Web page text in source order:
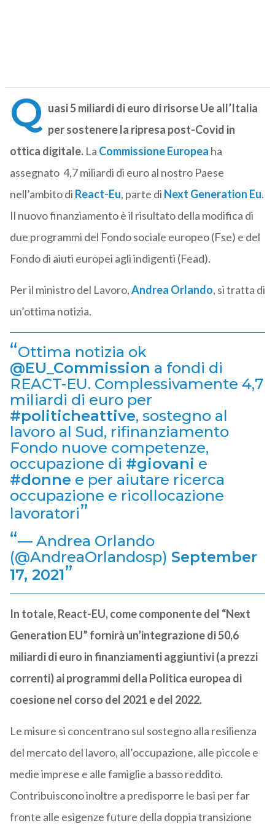
Q uasi 5 miliardi di euro di risorse Ue all’Italia
per sostenere la ripresa post-Covid in
ottica digitale.La Commissione Europea ha
assegnato 4,7 miliardi di euro al nostro Paese
nell’ambito di React-Eu, parte di Next Generation Eu.
Il nuovo finanziamento è il risultato della modifica di
due programmi del Fondo sociale europeo (Fse) e del
Fondo di aiuti europei agli indigenti (Fead).
Per il ministro del Lavoro,Andrea Orlando, si tratta di
un’ottima notizia.
Ottima notizia ok
@EU_Commission a fondi di
REACT-EU. Complessivamente 4,7
miliardi di euro per
#politicheattive, sostegno al
lavoro al Sud, rifinanziamento
Fondo nuove competenze,
occupazione di #giovani e
#donne e per aiutare ricerca
occupazione e ricollocazione
lavoratori
— Andrea Orlando
(@AndreaOrlandosp) September
17, 2021
In totale, React-EU, come componente del “Next
Generation EU” fornirà un’integrazione di 50,6
miliardi di euro in finanziamenti aggiuntivi (a prezzi
correnti) ai programmi della Politica europea di
coesione nel corso del 2021 e del 2022.
Le misure si concentrano sul sostegno alla resilienza
del mercato del lavoro, all’occupazione, alle piccole e
medie imprese e alle famiglie a basso reddito.
Contribuiscono inoltre a predisporre le basi per far
fronte alle esigenze future della doppia transizione